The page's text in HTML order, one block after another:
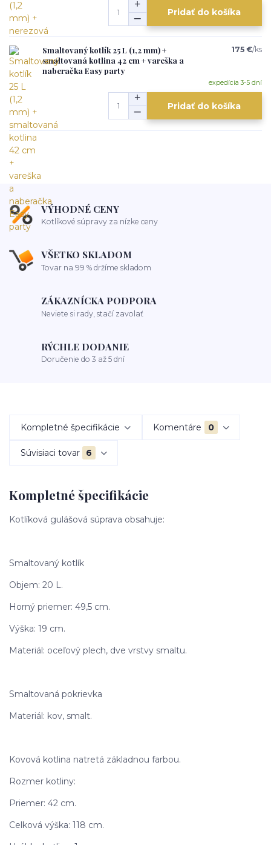
Pridať do košíka
Smaltovaný kotlík 25 L (1,2 mm) +
smaltovaná kotlina 42 cm + vareška a
naberačka Easy party
175 €/ks
expedícia 3-5 dní
Pridať do košíka
VÝHODNÉ CENY
Kotlíkové súpravy za nízke ceny
VŠETKO SKLADOM
Tovar na 99 % držíme skladom
ZÁKAZNÍCKA PODPORA
Neviete si rady, stačí zavolať
RÝCHLE DODANIE
Doručenie do 3 až 5 dní
Kompletné špecifikácie Komentáre 0
Súvisiaci tovar 6
Kompletné špecifikácie
Kotlíková gulášová súprava obsahuje:
Smaltovaný kotlík
Objem: 20 L.
Horný priemer: 49,5 cm.
Výška: 19 cm.
Materiál: oceľový plech, dve vrstvy smaltu.
Smaltovaná pokrievka
Materiál: kov, smalt.
Kovová kotlina natretá základnou farbou.
Rozmer kotliny:
Priemer: 42 cm.
Celková výška: 118 cm.